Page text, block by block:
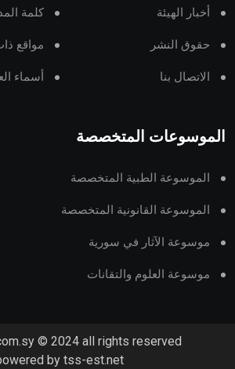
أخبار الهيئة كلمة
حقوق النشر مواقع
الاتصال بنا أسماء
الموسوعات المتخصصة
الموسوعة الطبية المتخصصة
الموسوعة القانونية المتخصصة
موسوعة الآثار في سورية
موسوعة العلوم والتقانات
© 2024 all rights reserved.
by tss-est.net